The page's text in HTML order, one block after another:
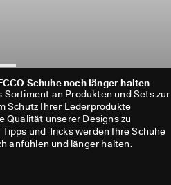
Schuhe noch länger halten
an Produkten und Sets zur
Schutz Ihrer Lederprodukte
Qualität unserer Designs zu
und Tricks werden Ihre Schuhe
anfühlen und länger halten.